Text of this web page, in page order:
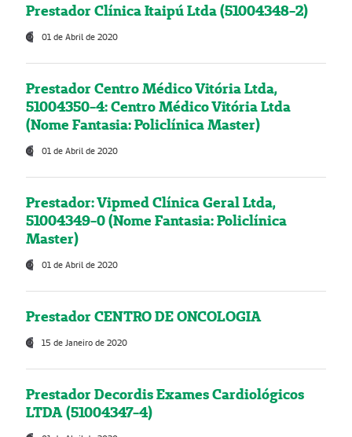
Prestador Clínica Itaipú Ltda (51004348-2)
01 de Abril de 2020
Prestador Centro Médico Vitória Ltda,
51004350-4: Centro Médico Vitória Ltda
(Nome Fantasia: Policlínica Master)
01 de Abril de 2020
Prestador: Vipmed Clínica Geral Ltda,
51004349-0 (Nome Fantasia: Policlínica
Master)
01 de Abril de 2020
Prestador CENTRO DE ONCOLOGIA
15 de Janeiro de 2020
Prestador Decordis Exames Cardiológicos
LTDA (51004347-4)